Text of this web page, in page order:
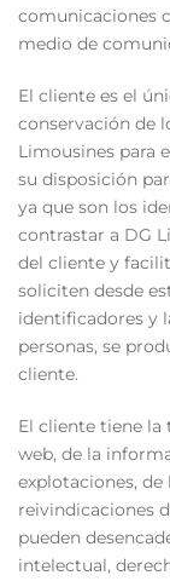
comunicaciones
medio de
El cliente es el
conservación de
Limousines para
su disposición
ya que son los
contrastar a DG
del cliente y
soliciten desde
identificadores y
personas, se
cliente.
El cliente tiene la
web, de la
explotaciones, de
reivindicaciones
pueden
intelectual,